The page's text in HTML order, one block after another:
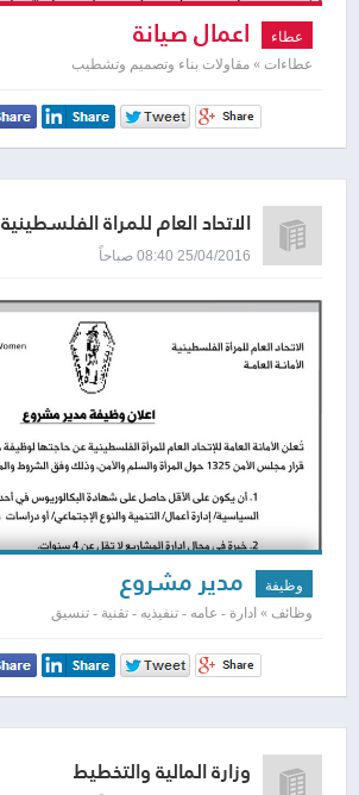
عطاء اعمال صيانة
عطاءات » مقاولات بناء وتصميم وتشطيب
الاتحاد العام للمرأة الفلسطينية
25/04/2016 08:40 صباحاً
وظيفة مدير مشروع
وظائف » ادارة - عامه - تنفيذيه - تقنية - تنسيق
وزارة المالية والتخطيط